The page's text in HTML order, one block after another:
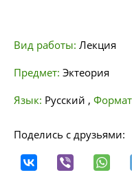
Вид работы: Лекция
Предмет: Эктеория
Язык: Русский ,
Поделись с друзьями: